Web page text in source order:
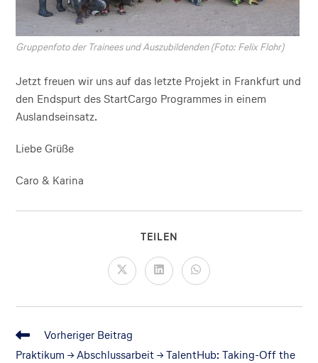
Gruppenfoto der Trainees und Auszubildenden (Foto: Felix Flohr)
Jetzt freuen wir uns auf das letzte Projekt in Frankfurt und
den Endspurt des StartCargo Programmes in einem
Auslandseinsatz.
Liebe Grüße
Caro & Karina
TEILEN
Vorheriger Beitrag
Praktikum -> Abschlussarbeit -> TalentHub: Taking-Off the